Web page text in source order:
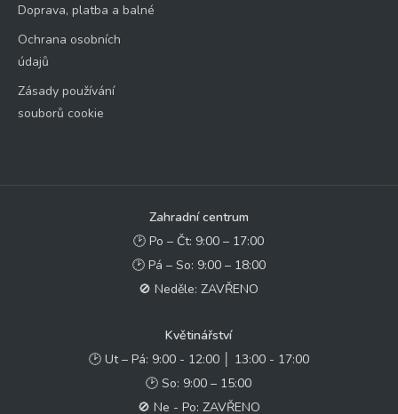
Doprava, platba a balné
Ochrana osobních
údajů
Zásady používání
souborů cookie
Zahradní centrum
🕑 Po – Čt: 9:00 – 17:00
🕑 Pá – So: 9:00 – 18:00
🚫 Neděle: ZAVŘENO
Květinářství
🕑 Ut – Pá: 9:00 - 12:00 │ 13:00 - 17:00
🕑 So: 9:00 – 15:00
🚫 Ne - Po: ZAVŘENO